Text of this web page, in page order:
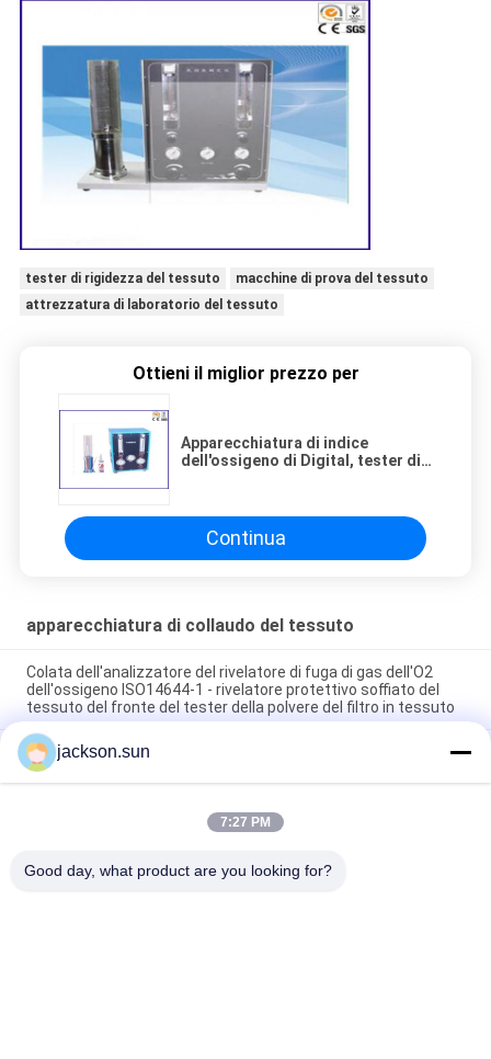
tester di rigidezza del tessuto
macchine di prova del tessuto
attrezzatura di laboratorio del tessuto
Ottieni il miglior prezzo per
Apparecchiatura di indice
dell'ossigeno di Digital, tester di
Continua
apparecchiatura di collaudo del tessuto
Colata dell'analizzatore del rivelatore di fuga di gas dell'O2
dell'ossigeno ISO14644-1 - rivelatore protettivo soffiato del
tessuto del fronte del tester della polvere del filtro in tessuto
Tester di resistenza di sbavatura della borsa
dell'apparecchiatura di collaudo del tessuto di ASTM
D5362/fagiolo del tessuto 215mmx115mm
Macchina di vulcanizzazione calda 1.5KW 220V/380V del
jackson.sun
7:27 PM
Good day, what product are you looking for?